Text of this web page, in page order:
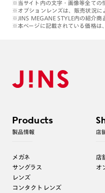
※当サイト内の文字・画像等全ての
※オプションレンズは、販売状況に
※JINS MEGANE STYLE内の紹介商
※本ページに記載されている価格は
Products
製品情報
メガネ
サングラス
レンズ
コンタクトレンズ
店
店
オ